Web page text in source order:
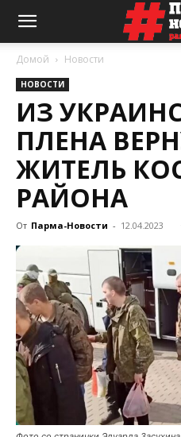
Домой Новости
НОВОСТИ
ИЗ
ПЛЕНА
ЖИТЕЛЬ
РАЙОНА
От Парма-Новости - 12.04.2023